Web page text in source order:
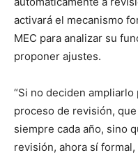
activará el mecanismo
MEC para analizar su
proponer ajustes.
“Si no deciden
proceso de revisión,
siempre cada año, sino
revisión, ahora sí